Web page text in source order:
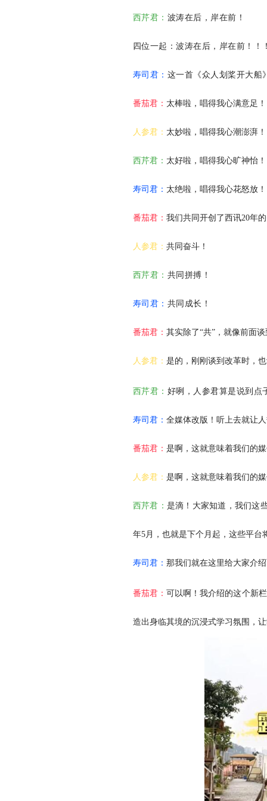
西芹君： 波涛在后，岸在前！
四位一起：波涛在后，岸在前！！
寿司君： 这一首《众人划桨开大船
番茄君： 太棒啦，唱得我心满意足！
人参君： 太妙啦，唱得我心潮澎湃！
西芹君： 太好啦，唱得我心旷神怡！
寿司君： 太绝啦，唱得我心花怒放！
番茄君： 我们共同开创了西讯20年
人参君： 共同奋斗！
西芹君： 共同拼搏！
寿司君： 共同成长！
番茄君： 其实除了“共”，就像前面
人参君： 是的，刚刚谈到改革时，
西芹君： 好咧，人参君算是说到
寿司君： 全媒体改版！听上去就让
番茄君： 是啊，这就意味着我们的
人参君： 是啊，这就意味着我们的
西芹君： 是滴！大家知道，我们这
年5月，也就是下个月起，这些平台
寿司君： 那我们就在这里给大家介
番茄君：可以啊！我介绍的这个新
造出身临其境的沉浸式学习氛围，